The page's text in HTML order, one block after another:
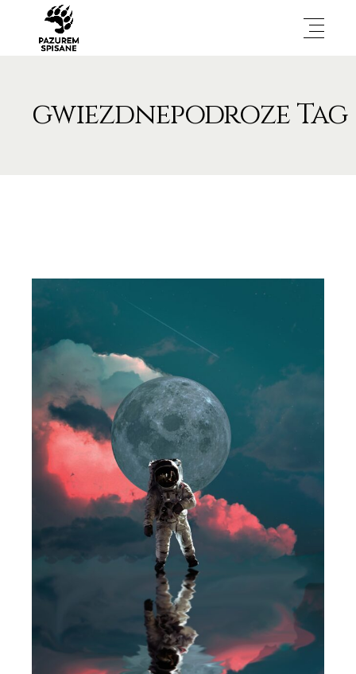
gwiezdnepodroze Tag